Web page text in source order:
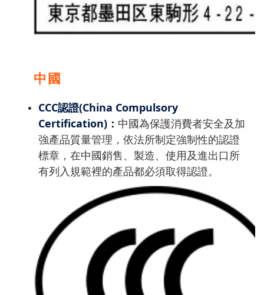
中國
CCC認證(China Compulsory
Certification)： 中國為保護消費者安全及加
強產品質量管理，依法所制定強制性的認證
標章，在中國銷售、製造、使用及進出口所
有列入規範裡的產品都必須取得認證。